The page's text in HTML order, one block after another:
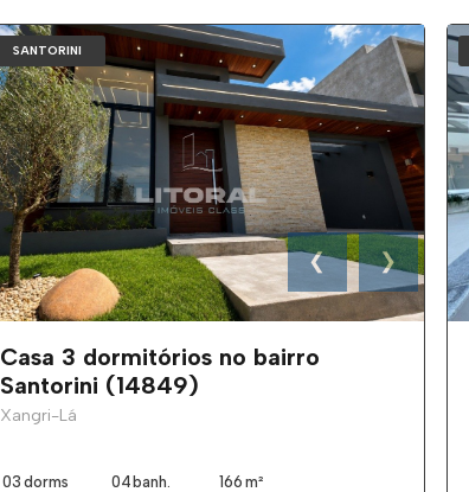
❮ ❯
SANTORINI
Casa 3 dormitórios no bairro
Santorini (14849)
Xangri-Lá
03 dorms 04 banh. 166 m²